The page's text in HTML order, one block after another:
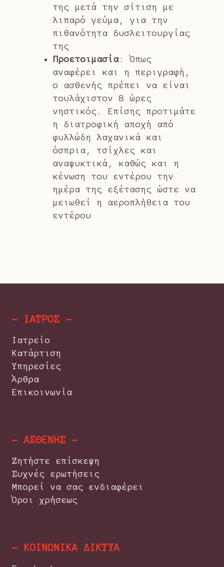
της μετά την σίτιση με
λιπαρό γεύμα, για την
πιθανότητα δυσλειτουργίας
της
Προετοιμασία: Όπως
αναφέρει και η περιγραφή,
ο ασθενής πρέπει να είναι
τουλάχιστον 8 ώρες
νηστικός. Επίσης προτιμάτε
η διατροφική αποχή από
φυλλώδη λαχανικά και
όσπρια, τσίχλες και
αναψυκτικά, καθώς και η
κένωση του εντέρου την
ημέρα της εξέτασης ώστε να
μειωθεί η αεροπλήθεια του
εντέρου
- ΙΑΤΡΟΣ -
Ιατρείο
Κατάρτιση
Υπηρεσίες
Άρθρα
Επικοινωνία
- ΑΣΘΕΝΗΣ -
Ζητήστε επίσκεψη
Συχνές ερωτήσεις
Μπορεί να σας ενδιαφέρει
Όροι χρήσεως
- ΚΟΙΝΩΝΙΚΑ ΔΙΚΤΥΑ